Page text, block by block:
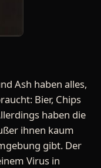
Ash haben alles,
Bier, Chips
haben die
ihnen kaum
gibt. Der
Virus in